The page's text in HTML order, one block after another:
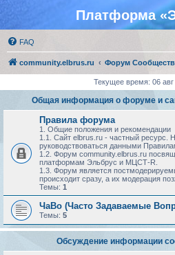
Платформа
FAQ
community.elbrus.ru Форум
Текущее время: 06
Общая информация о форуме и
Правила форума
1. Общие положения и рекомендации
1.1. Сайт elbrus.ru - частный ресурс.
руководствоваться данными
1.2. Форум community.elbrus.ru
платформам Эльбрус и МЦСТ-R.
1.3. Форум является
происходит сразу, а их модерация
Темы: 1
ЧаВо (Часто Задаваемые
Темы: 5
Обсуждение информации